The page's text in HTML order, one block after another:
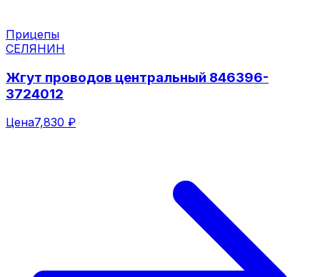
Прицепы
СЕЛЯНИН
Жгут проводов центральный 846396-
3724012
Цена7,830 ₽